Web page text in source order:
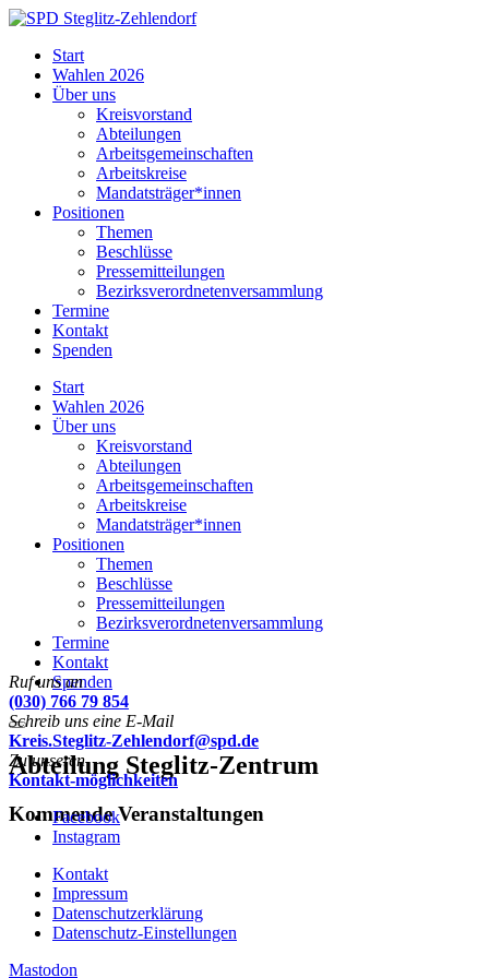
Skip
content
Steglitz-
Zehlendorf
Start
Wahlen 2026
Über uns
Kreisvorstand
Abteilungen
Arbeitsgemeinschaften
Arbeitskreise
Mandatsträger*innen
Positionen
Themen
Beschlüsse
Pressemitteilungen
Bezirksverordnetenversammlung
Termine
Kontakt
Spenden
Start
Wahlen 2026
Über uns
Kreisvorstand
Abteilungen
Arbeitsgemeinschaften
Arbeitskreise
Mandatsträger*innen
Positionen
Themen
Beschlüsse
Pressemitteilungen
Bezirksverordnetenversammlung
Termine
Kontakt
Spenden
Menu
Abteilung Steglitz-Zentrum
Kommende Veranstaltungen
Ruf uns an
(030) 766 79 854
Schreib uns eine E-Mail
Kreis.Steglitz-Zehlendorf@spd.de
Zu unseren
Kontakt-möglichkeiten
Facebook
Instagram
Kontakt
Impressum
Datenschutzerklärung
Datenschutz-Einstellungen
Mastodon